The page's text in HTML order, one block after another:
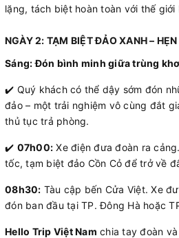
lặng, tách biệt hoàn toàn với thế giới
NGÀY 2: TẠM BIỆT ĐẢO XANH –
Sáng: Đón bình minh giữa trùng
✔️ Quý khách có thể dậy sớm đón
đảo – một trải nghiệm vô cùng đắt
thủ tục trả phòng.
✔️ 07h00: Xe điện đưa đoàn ra
tốc, tạm biệt đảo Cồn Cỏ để trở về
08h30: Tàu cập bến Cửa Việt. Xe
đón ban đầu tại TP. Đông Hà hoặc
Hello Trip Việt Nam chia tay đoàn